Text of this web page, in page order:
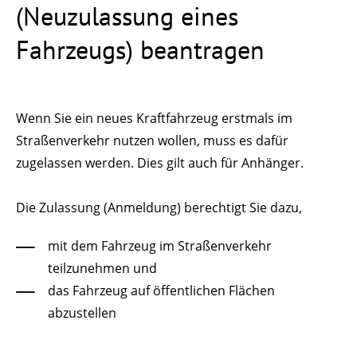
(Neuzulassung eines
Fahrzeugs) beantragen
Wenn Sie ein neues Kraftfahrzeug erstmals im
Straßenverkehr nutzen wollen, muss es dafür
zugelassen werden. Dies gilt auch für Anhänger.
Die Zulassung (Anmeldung) berechtigt Sie dazu,
mit dem Fahrzeug im Straßenverkehr
teilzunehmen und
das Fahrzeug auf öffentlichen Flächen
abzustellen